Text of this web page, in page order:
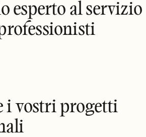
esperto al servizio
i vostri progetti